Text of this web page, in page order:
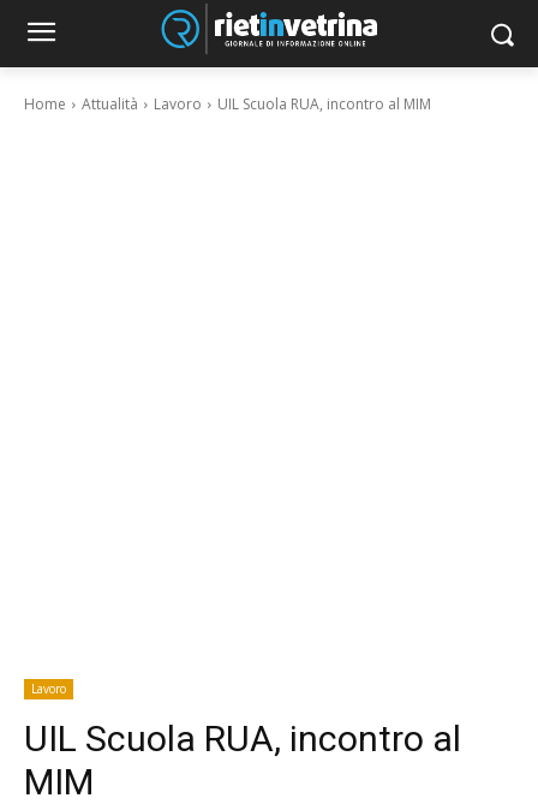
Home Attualità Lavoro UIL Scuola RUA, incontro al MIM
Lavoro
UIL Scuola RUA, incontro al
MIM